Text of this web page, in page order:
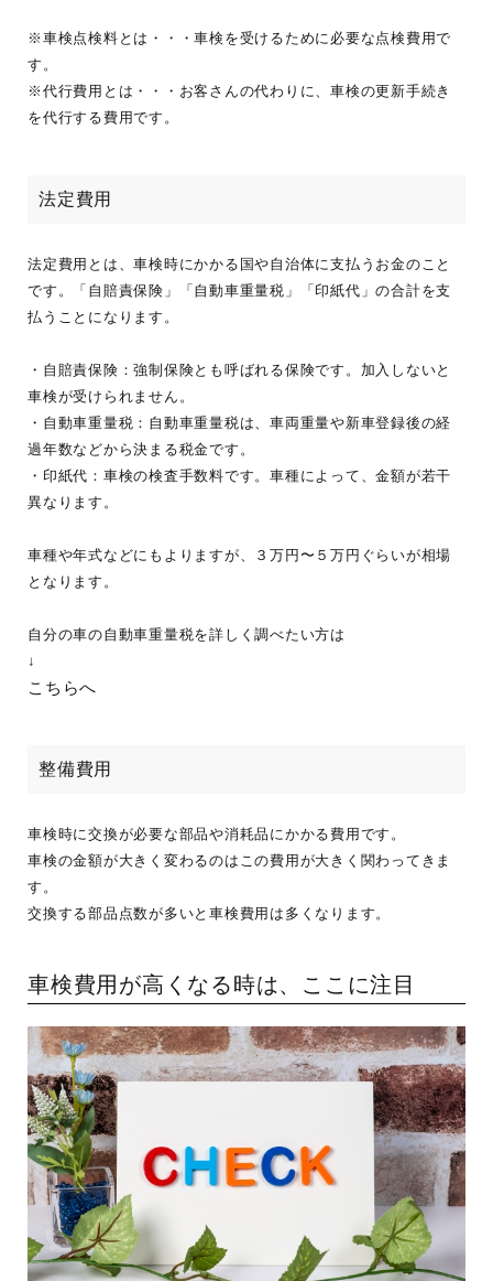
※車検点検料とは・・・車検を受けるために必要な点検費用で
す。
※代行費用とは・・・お客さんの代わりに、車検の更新手続き
を代行する費用です。
法定費用
法定費用とは、車検時にかかる国や自治体に支払うお金のこと
です。「自賠責保険」「自動車重量税」「印紙代」の合計を支
払うことになります。
・自賠責保険：強制保険とも呼ばれる保険です。加入しないと
車検が受けられません。
・自動車重量税：自動車重量税は、車両重量や新車登録後の経
過年数などから決まる税金です。
・印紙代：車検の検査手数料です。車種によって、金額が若干
異なります。
車種や年式などにもよりますが、３万円〜５万円ぐらいが相場
となります。
自分の車の自動車重量税を詳しく調べたい方は
↓
こちらへ
整備費用
車検時に交換が必要な部品や消耗品にかかる費用です。
車検の金額が大きく変わるのはこの費用が大きく関わってきま
す。
交換する部品点数が多いと車検費用は多くなります。
車検費用が高くなる時は、ここに注目